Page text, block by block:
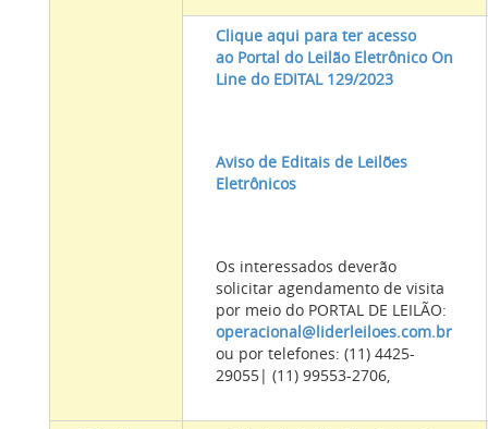
Clique aqui para ter acesso
ao Portal do Leilão Eletrônico On
Line do EDITAL 129/2023
Aviso de Editais de Leilões
Eletrônicos
Os interessados deverão
solicitar agendamento de visita
por meio do PORTAL DE LEILÃO:
operacional@liderleiloes.com.br
ou por telefones: (11) 4425-
29055| (11) 99553-2706,